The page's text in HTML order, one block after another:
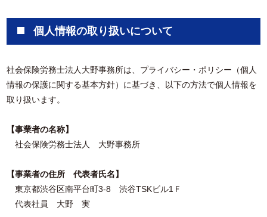
個人情報の取り扱いについて
社会保険労務士法人大野事務所は、プライバシー・ポリシー（個人
情報の保護に関する基本方針）に基づき、以下の方法で個人情報を
取り扱います。
【事業者の名称】
社会保険労務士法人 大野事務所
【事業者の住所 代表者氏名】
東京都渋谷区南平台町3-8 渋谷TSKビル1Ｆ
代表社員 大野 実